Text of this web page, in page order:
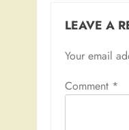
LEAVE A
Your email
Comment *